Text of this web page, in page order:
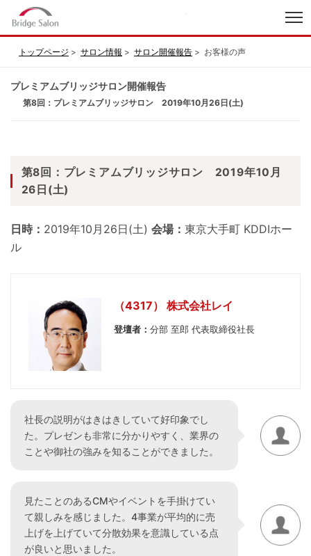
トップページ サロン情報 サロン開催報告 お客様の声
プレミアムブリッジサロン開催報告
第8回：プレミアムブリッジサロン 2019年10月26日(土)
第8回：プレミアムブリッジサロン 2019年10月
26日(土)
日時： 2019年10月26日(土) 会場： 東京大手町 KDDIホー
ル
（4317） 株式会社レイ
登壇者： 分部 至郎 代表取締役社長
社長の説明がはきはきしていて好印象でし
た。プレゼンも非常に分かりやすく、業界の
ことや御社の強みを知ることができました。
見たことのあるCMやイベントを手掛けてい
て親しみを感じました。4事業が平均的に売
上げを上げていて分散効果を意識している点
が良いと思いました。